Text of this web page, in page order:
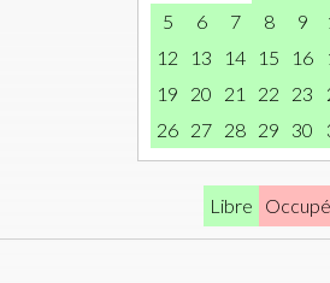
5
6 7 8 9
12
13 14 15 16
19
20 21 22 23
26 27 28 29 30
Libre Occupé